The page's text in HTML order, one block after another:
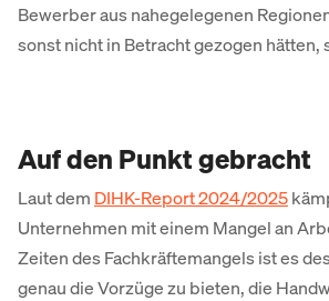
Bewerber aus nahegelegenen
sonst nicht in Betracht gezogen hätten,
Auf den Punkt gebracht
Laut dem DIHK-Report 2024/2025
Unternehmen mit einem Mangel an
Zeiten des Fachkräftemangels ist es
genau die Vorzüge zu bieten, die